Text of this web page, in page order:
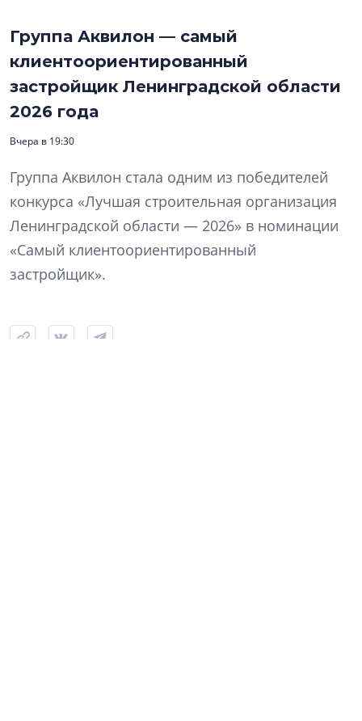
Группа Аквилон — самый
клиентоориентированный
застройщик Ленинградской области
2026 года
Вчера в 19:30
Группа Аквилон стала одним из победителей
конкурса «Лучшая строительная организация
Ленинградской области — 2026» в номинации
«Самый клиентоориентированный
застройщик».